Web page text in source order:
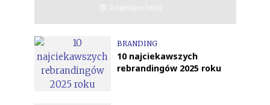
2 miesiące temu
BRANDING
10 najciekawszych
rebrandingów 2025 roku